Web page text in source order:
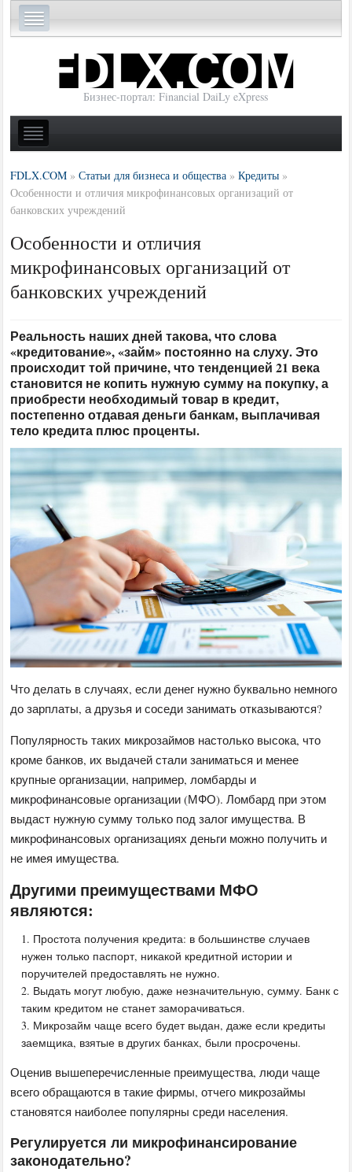
Бизнес-портал: Financial DaiLy eXpress
FDLX.COM »Статьи для бизнеса и общества »Кредиты »
Особенности и отличия микрофинансовых организаций от
банковских учреждений
Особенности и отличия
микрофинансовых организаций от
банковских учреждений
Реальность наших дней такова, что слова
«кредитование», «займ» постоянно на слуху. Это
происходит той причине, что тенденцией 21 века
становится не копить нужную сумму на покупку, а
приобрести необходимый товар в кредит,
постепенно отдавая деньги банкам, выплачивая
тело кредита плюс проценты.
Что делать в случаях, если денег нужно буквально немного
до зарплаты, а друзья и соседи занимать отказываются?
Популярность таких микрозаймов настолько высока, что
кроме банков, их выдачей стали заниматься и менее
крупные организации, например, ломбарды и
микрофинансовые организации (МФО). Ломбард при этом
выдаст нужную сумму только под залог имущества. В
микрофинансовых организациях деньги можно получить и
не имея имущества.
Другими преимуществами МФО
являются:
Простота получения кредита: в большинстве случаев
нужен только паспорт, никакой кредитной истории и
поручителей предоставлять не нужно.
Выдать могут любую, даже незначительную, сумму. Банк с
таким кредитом не станет заморачиваться.
Микрозайм чаще всего будет выдан, даже если кредиты
заемщика, взятые в других банках, были просрочены.
Оценив вышеперечисленные преимущества, люди чаще
всего обращаются в такие фирмы, отчего микрозаймы
становятся наиболее популярны среди населения.
Регулируется ли микрофинансирование
законодательно?